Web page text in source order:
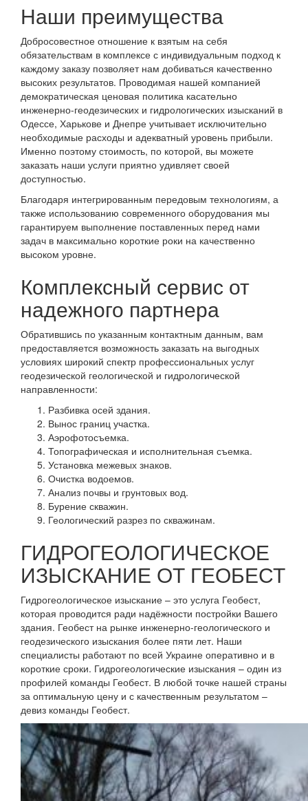
Наши преимущества
Добросовестное отношение к взятым на себя
обязательствам в комплексе с индивидуальным подход к
каждому заказу позволяет нам добиваться качественно
высоких результатов. Проводимая нашей компанией
демократическая ценовая политика касательно
инженерно-геодезических и гидрологических изысканий в
Одессе, Харькове и Днепре учитывает исключительно
необходимые расходы и адекватный уровень прибыли.
Именно поэтому стоимость, по которой, вы можете
заказать наши услуги приятно удивляет своей
доступностью.
Благодаря интегрированным передовым технологиям, а
также использованию современного оборудования мы
гарантируем выполнение поставленных перед нами
задач в максимально короткие роки на качественно
высоком уровне.
Комплексный сервис от
надежного партнера
Обратившись по указанным контактным данным, вам
предоставляется возможность заказать на выгодных
условиях широкий спектр профессиональных услуг
геодезической геологической и гидрологической
направленности:
Разбивка осей здания.
Вынос границ участка.
Аэрофотосъемка.
Топографическая и исполнительная съемка.
Установка межевых знаков.
Очистка водоемов.
Анализ почвы и грунтовых вод.
Бурение скважин.
Геологический разрез по скважинам.
ГИДРОГЕОЛОГИЧЕСКОЕ
ИЗЫСКАНИЕ ОТ ГЕОБЕСТ
Гидрогеологическое изыскание – это услуга Геобест,
которая проводится ради надёжности постройки Вашего
здания. Геобест на рынке инженерно-геологического и
геодезического изыскания более пяти лет. Наши
специалисты работают по всей Украине оперативно и в
короткие сроки. Гидрогеологические изыскания – один из
профилей команды Геобест. В любой точке нашей страны
за оптимальную цену и с качественным результатом –
девиз команды Геобест.